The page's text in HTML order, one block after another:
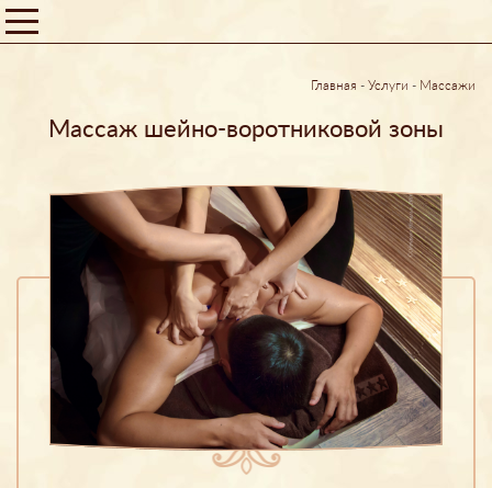
Главная - Услуги - Массажи
Массаж шейно-воротниковой зоны